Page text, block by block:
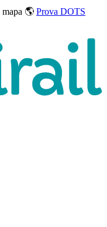
mapa 🌎 Prova DOTS